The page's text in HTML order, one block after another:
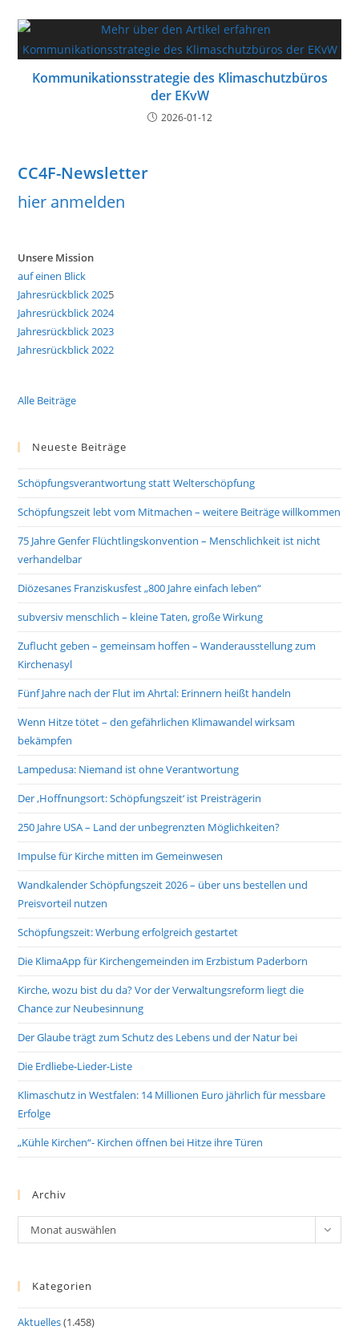
Kommunikationsstrategie des Klimaschutzbüros
der EKvW
2026-01-12
CC4F-Newsletter
hier anmelden
Unsere Mission
auf einen Blick
Jahresrückblick 2025
Jahresrückblick 2024
Jahresrückblick 2023
Jahresrückblick 2022
Alle Beiträge
Neueste Beiträge
Schöpfungsverantwortung statt Welterschöpfung
Schöpfungszeit lebt vom Mitmachen – weitere Beiträge willkommen
75 Jahre Genfer Flüchtlingskonvention – Menschlichkeit ist nicht
verhandelbar
Diözesanes Franziskusfest „800 Jahre einfach leben“
subversiv menschlich – kleine Taten, große Wirkung
Zuflucht geben – gemeinsam hoffen – Wanderausstellung zum
Kirchenasyl
Fünf Jahre nach der Flut im Ahrtal: Erinnern heißt handeln
Wenn Hitze tötet – den gefährlichen Klimawandel wirksam
bekämpfen
Lampedusa: Niemand ist ohne Verantwortung
Der ‚Hoffnungsort: Schöpfungszeit‘ ist Preisträgerin
250 Jahre USA – Land der unbegrenzten Möglichkeiten?
Impulse für Kirche mitten im Gemeinwesen
Wandkalender Schöpfungszeit 2026 – über uns bestellen und
Preisvorteil nutzen
Schöpfungszeit: Werbung erfolgreich gestartet
Die KlimaApp für Kirchengemeinden im Erzbistum Paderborn
Kirche, wozu bist du da? Vor der Verwaltungsreform liegt die
Chance zur Neubesinnung
Der Glaube trägt zum Schutz des Lebens und der Natur bei
Die Erdliebe-Lieder-Liste
Klimaschutz in Westfalen: 14 Millionen Euro jährlich für messbare
Erfolge
„Kühle Kirchen“- Kirchen öffnen bei Hitze ihre Türen
Archiv
Archiv
Monat auswählen
Kategorien
Aktuelles(1.458)